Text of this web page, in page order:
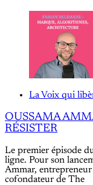
La Voix qui
OUSSAMA
RÉSISTER
Le premier épisode
ligne. Pour son
Ammar,
cofondateur de The